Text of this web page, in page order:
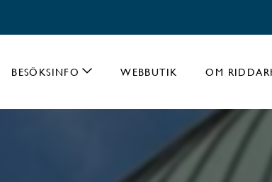
BESÖKSINFO WEBBUTIK OM